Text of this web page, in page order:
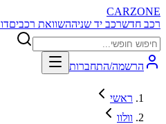
CARZONE
רכב חדשרכב יד שניההשוואת רכבים
הרשמה/התחברות
ראשי
וולוו